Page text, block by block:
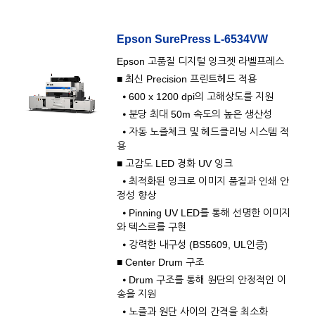
Epson SurePress L-6534VW
Epson 고품질 디지털 잉크젯 라벨프레스
■ 최신 Precision 프린트헤드 적용
⦁ 600 x 1200 dpi의 고해상도를 지원
⦁ 분당 최대 50m 속도의 높은 생산성
⦁ 자동 노즐체크 및 헤드클리닝 시스템 적
용
■ 고감도 LED 경화 UV 잉크
⦁ 최적화된 잉크로 이미지 품질과 인쇄 안
정성 향상
⦁ Pinning UV LED를 통해 선명한 이미지
와 텍스르를 구현
⦁ 강력한 내구성 (BS5609, UL인증)
■ Center Drum 구조
⦁ Drum 구조를 통해 원단의 안정적인 이
송을 지원
⦁ 노즐과 원단 사이의 간격을 최소화